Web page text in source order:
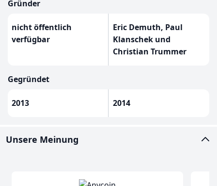
Gründer
nicht öffentlich
verfügbar
Eric Demuth, Paul
Klanschek und
Christian Trummer
Gegründet
2013 2014
Unsere Meinung